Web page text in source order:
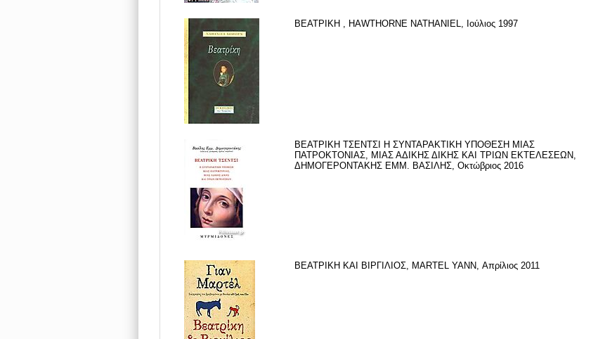
ΒΕΑΤΡΙΚΗ , HAWTHORNE NATHANIEL, Ιούλιος 1997
ΒΕΑΤΡΙΚΗ ΤΣΕΝΤΣΙ Η ΣΥΝΤΑΡΑΚΤΙΚΗ ΥΠΟΘΕΣΗ ΜΙΑΣ
ΠΑΤΡΟΚΤΟΝΙΑΣ, ΜΙΑΣ ΑΔΙΚΗΣ ΔΙΚΗΣ ΚΑΙ ΤΡΙΩΝ ΕΚΤΕΛΕΣΕΩΝ,
ΔΗΜΟΓΕΡΟΝΤΑΚΗΣ ΕΜΜ. ΒΑΣΙΛΗΣ, Οκτώβριος 2016
ΒΕΑΤΡΙΚΗ ΚΑΙ ΒΙΡΓΙΛΙΟΣ, MARTEL YANN, Απρίλιος 2011